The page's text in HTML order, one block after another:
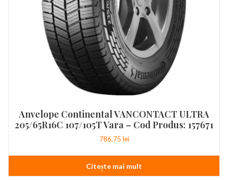
Anvelope Continental VANCONTACT ULTRA
205/65R16C 107/105T Vara – Cod Produs: 157671
786,75 lei
Citește mai mult